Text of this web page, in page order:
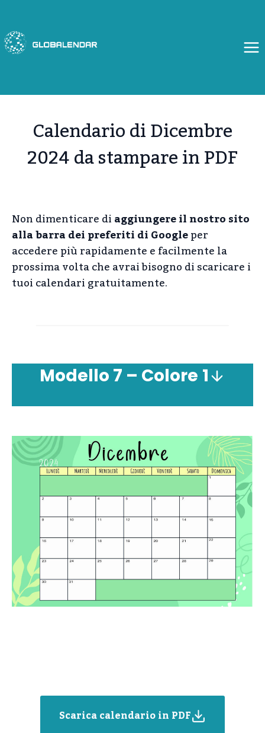
contenuto
Calendario di Dicembre
2024 da stampare in PDF
Non dimenticare diaggiungere il nostro sito
alla barra dei preferiti di Googleper
accedere più rapidamente e facilmente la
prossima volta che avrai bisogno di scaricare i
tuoi calendari gratuitamente.
Modello 7 – Colore 1
Scarica calendario in PDF